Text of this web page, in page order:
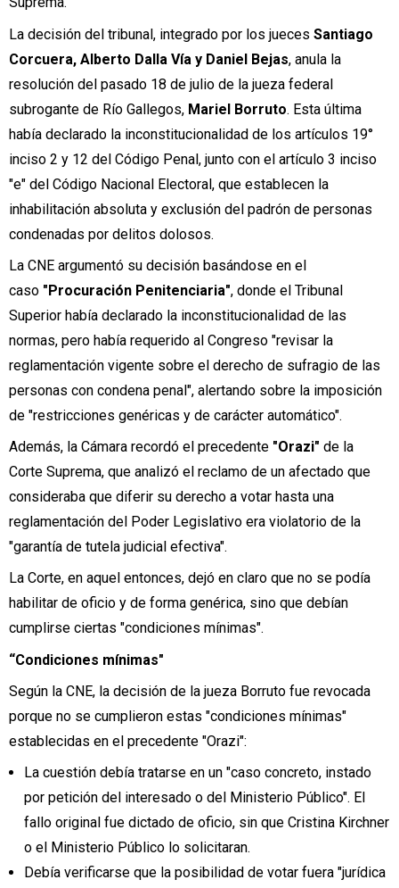
La decisión del tribunal, integrado por los jueces Santiago
Corcuera, Alberto Dalla Vía y Daniel Bejas, anula la
resolución del pasado 18 de julio de la jueza federal
subrogante de Río Gallegos, Mariel Borruto. Esta última
había declarado la inconstitucionalidad de los artículos 19°
inciso 2 y 12 del Código Penal, junto con el artículo 3 inciso
"e" del Código Nacional Electoral, que establecen la
inhabilitación absoluta y exclusión del padrón de personas
condenadas por delitos dolosos.
La CNE argumentó su decisión basándose en el
caso "Procuración Penitenciaria", donde el Tribunal
Superior había declarado la inconstitucionalidad de las
normas, pero había requerido al Congreso "revisar la
reglamentación vigente sobre el derecho de sufragio de las
personas con condena penal", alertando sobre la imposición
de "restricciones genéricas y de carácter automático".
Además, la Cámara recordó el precedente "Orazi" de la
Corte Suprema, que analizó el reclamo de un afectado que
consideraba que diferir su derecho a votar hasta una
reglamentación del Poder Legislativo era violatorio de la
"garantía de tutela judicial efectiva".
La Corte, en aquel entonces, dejó en claro que no se podía
habilitar de oficio y de forma genérica, sino que debían
cumplirse ciertas "condiciones mínimas".
“Condiciones mínimas"
Según la CNE, la decisión de la jueza Borruto fue revocada
porque no se cumplieron estas "condiciones mínimas"
establecidas en el precedente "Orazi":
La cuestión debía tratarse en un "caso concreto, instado
por petición del interesado o del Ministerio Público". El
fallo original fue dictado de oficio, sin que Cristina Kirchner
o el Ministerio Público lo solicitaran.
Debía verificarse que la posibilidad de votar fuera "jurídica